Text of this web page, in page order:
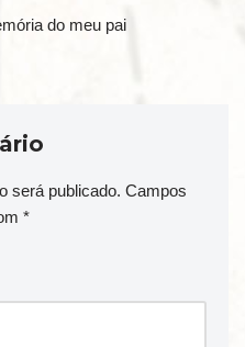
do meu pai
será publicado. Campos
*